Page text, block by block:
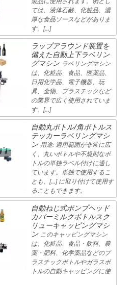
ては、液体石鹸、化粧品、濃
厚な食品ソースなどがありま
す。[…]
ラップアラウンド装置を
備えた自動上下ラベリン
グマシン ラベリングマシン
は、化粧品、食品、医薬品、
日用化学品、電子機器、玩
具、金物、プラスチックなど
の業界で広く使用されていま
す。[…]
自動丸ボトル/角ボトルス
テッカーラベリングマシ
ン 用途: 適用範囲が非常に広
く、丸いボトルや不規則なボ
トルの単独ラベル付けに適し
ています。単独で使用するこ
とも、[…] に取り付けて使用す
ることもできます。
自動ねじ式ポンプヘッド
カバーミルクボトルスク
リューキャッピングマシ
ン このキャッピングマシン
は、化粧品、食品・飲料、農
薬・肥料、化学薬品などのプ
ラスチックボトルやガラスボ
トルの自動キャッピングに使